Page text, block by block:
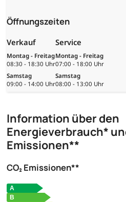
Öffnungszeiten
Verkauf
Montag - Freitag
08:30 - 18:30 Uhr
Samstag
09:00 - 14:00 Uhr
Service
Montag - Freitag
07:00 - 18:00 Uhr
Samstag
08:00 - 13:00 Uhr
Information über den
Energieverbrauch*
Emissionen**
CO₂ Emissionen**